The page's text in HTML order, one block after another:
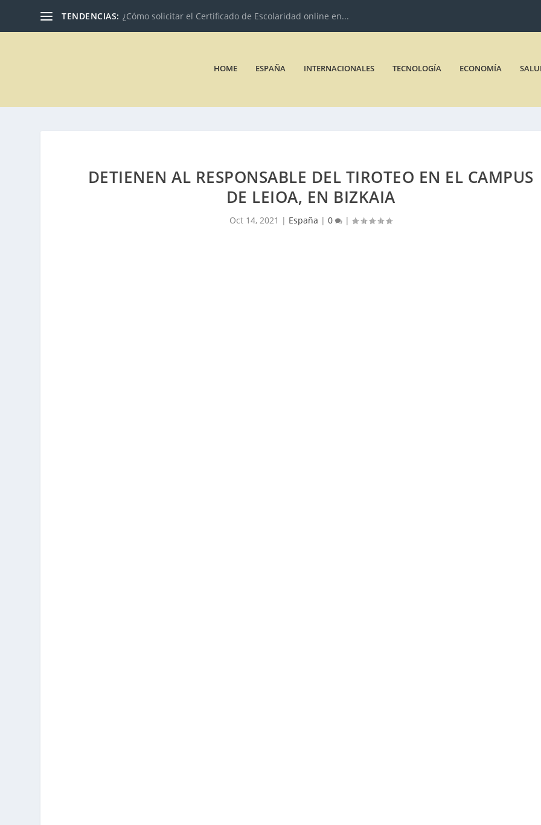
TENDENCIAS: ¿Cómo solicitar el Certificado de Escolaridad online en...
HOME ESPAÑA INTERNACIONALES TECNOLOGÍA ECONOMÍA
DETIENEN AL RESPONSABLE DEL TIROTEO EN EL CAMPUS
DE LEIOA, EN BIZKAIA
Oct 14, 2021 | España |0 |